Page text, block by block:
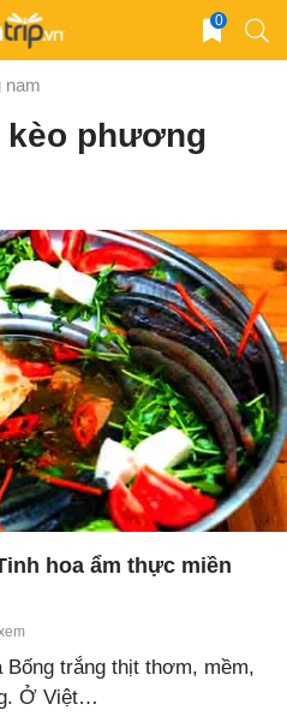
0
nam
kèo phương
hoa ẩm thực miền
Bống trắng thịt thơm, mềm,
Ở Việt…